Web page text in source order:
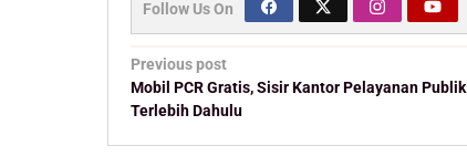
Follow Us On
Post
navigation
Previous post
Mobil PCR Gratis, Sisir Kantor Pelayanan Publik
Terlebih Dahulu